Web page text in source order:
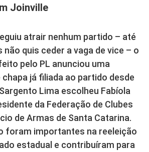
Joinville
atrair nenhum partido – até
não quis ceder a vaga de vice – o
pelo PL anunciou uma
já filiada ao partido desde
Lima escolheu Fabíola
da Federação de Clubes
de Armas de Santa Catarina.
foram importantes na reeleição
estadual e contribuíram para